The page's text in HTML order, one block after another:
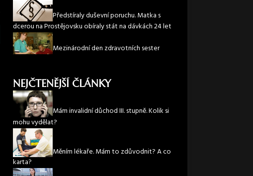
Předstíraly duševní poruchu. Matka s
dcerou na Prostějovsku obíraly stát na dávkách 24 let
Mezinárodní den zdravotních sester
NEJČTENĚJŠÍ ČLÁNKY
Mám invalidní důchod III. stupně. Kolik si
mohu vydělat?
Měním lékaře. Mám to zdůvodnit? A co
karta?